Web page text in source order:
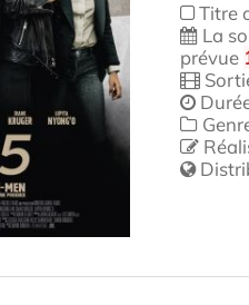
Titre
La
prévue